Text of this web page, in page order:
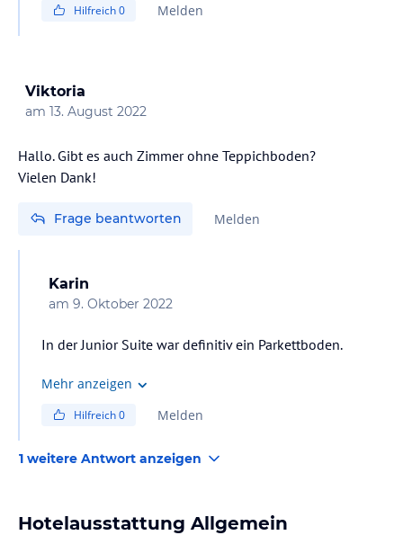
Disco ist mir selbst neu und kann dazu nichts sagen
Hilfreich0 Melden
Viktoria
am 13. August 2022
Hallo. Gibt es auch Zimmer ohne Teppichboden?
Vielen Dank!
Frage beantworten Melden
Karin
am 9. Oktober 2022
In der Junior Suite war definitiv ein Parkettboden.
Mehr anzeigen
Hilfreich0 Melden
1 weitere Antwort anzeigen
Hotelausstattung Allgemein